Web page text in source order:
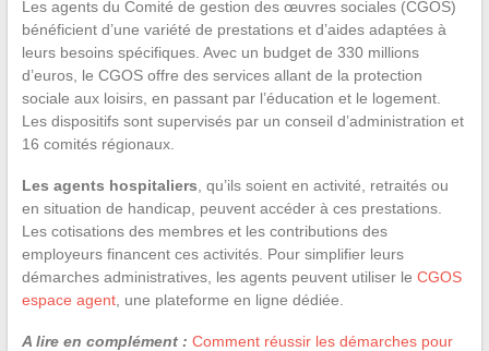
Les agents du Comité de gestion des œuvres sociales (CGOS)
bénéficient d’une variété de prestations et d’aides adaptées à
leurs besoins spécifiques. Avec un budget de 330 millions
d’euros, le CGOS offre des services allant de la protection
sociale aux loisirs, en passant par l’éducation et le logement.
Les dispositifs sont supervisés par un conseil d’administration et
16 comités régionaux.
Les agents hospitaliers , qu’ils soient en activité, retraités ou
en situation de handicap, peuvent accéder à ces prestations.
Les cotisations des membres et les contributions des
employeurs financent ces activités. Pour simplifier leurs
démarches administratives, les agents peuvent utiliser le CGOS
espace agent, une plateforme en ligne dédiée.
A lire en complément : Comment réussir les démarches pour